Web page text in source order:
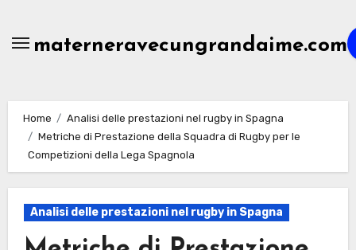
contentmaterneravecungrandaime.com
Home
Analisi delle prestazioni nel rugby in Spagna
Metriche di Prestazione della Squadra di Rugby per le
Competizioni della Lega Spagnola
Analisi delle prestazioni nel rugby in Spagna